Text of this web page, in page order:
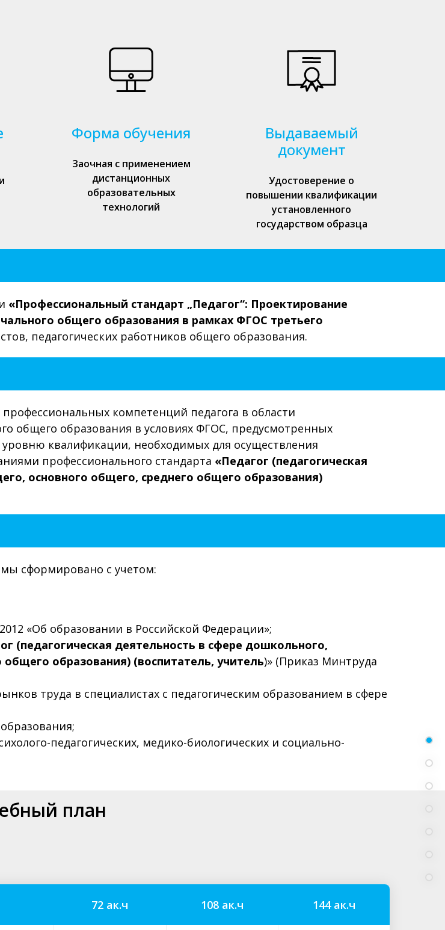
Форма обучения
Заочная с применением
дистанционных
образовательных
технологий
Выдаваемый
документ
Удостоверение о
повышении квалификации
установленного
государством образца
«Профессиональный стандарт „Педагог“: Проектирование
общего образования в рамках ФГОС третьего
педагогических работников общего образования.
компетенций педагога в области
общего образования в условиях ФГОС, предусмотренных
квалификации, необходимых для осуществления
профессионального стандарта «Педагог (педагогическая
основного общего, среднего общего образования)
сформировано с учетом:
«Об образовании в Российской Федерации»;
(педагогическая деятельность в сфере дошкольного,
образования) (воспитатель, учитель)» (Приказ Минтруда
труда в специалистах с педагогическим образованием в сфере
педагогических, медико-биологических и социально-
план
72 ак.ч 108 ак.ч 144 ак.ч